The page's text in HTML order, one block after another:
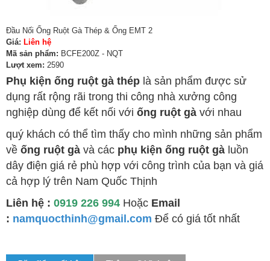
Đầu Nối Ống Ruột Gà Thép & Ống EMT 2
Giá: Liên hệ
Mã sản phẩm: BCFE200Z - NQT
Lượt xem: 2590
Phụ kiện ống ruột gà thép là sản phẩm được sử
dụng rất rộng rãi trong thi công nhà xưởng công
nghiệp dùng để kết nối với ống ruột gà với nhau
quý khách có thể tìm thấy cho mình những sản phẩm
về ống ruột gà và các phụ kiện ống ruột gà luồn
dây điện giá rẻ phù hợp với công trình của bạn và giá
cả hợp lý trên Nam Quốc Thịnh
Liên hệ : 0919 226 994 Hoặc Email
: namquocthinh@gmail.com Để có giá tốt nhất